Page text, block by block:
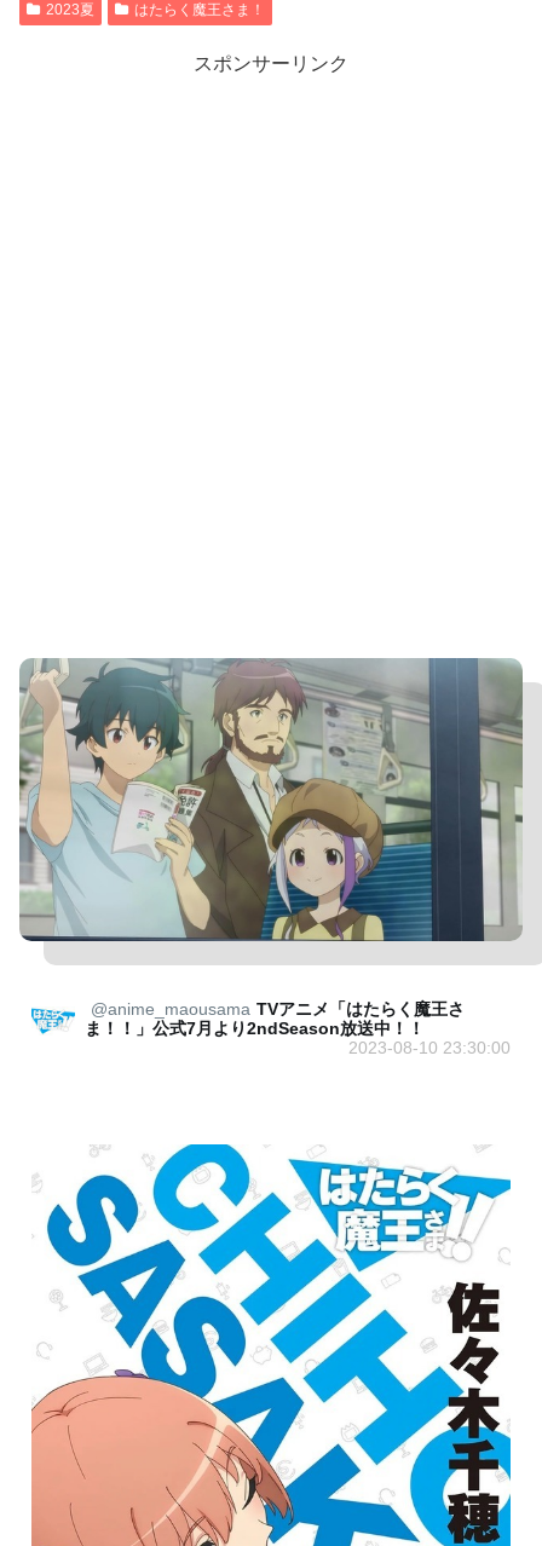
2023夏 はたらく魔王さま！
スポンサーリンク
@anime_maousama TVアニメ「はたらく魔王さ
ま！！」公式7月より2ndSeason放送中！！
2023-08-10 23:30:00